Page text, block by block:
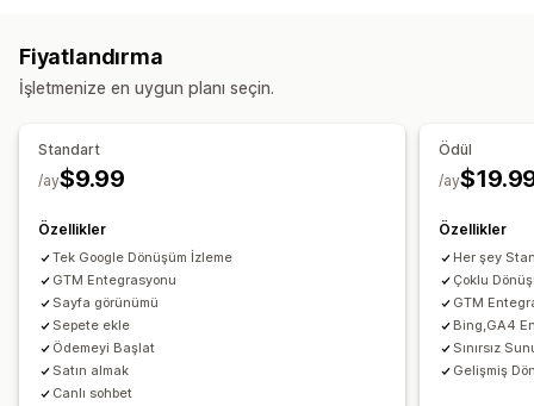
Kampanya yönetimi
Web Sitesi
Piksel yönetimi
Performans takibi
Edinme başına maliyet
Fiyatlandırma
İşletmenize en uygun planı seçin.
Standart
$9.99
/ay
Özellikler
Tek Google Dönüşüm İzleme
GTM Entegrasyonu
Sayfa görünümü
Sepete ekle
Ödemeyi Başlat
Satın almak
Canlı sohbet
Ödül
/ay
Özellikler
Her şey
Çoklu
GTM
Bing,GA4
Sınırsız
Gelişmiş